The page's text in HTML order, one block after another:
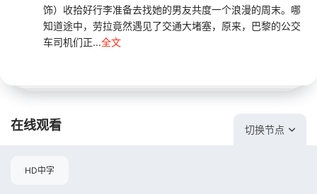
饰）收拾好行李准备去找她的男友共度一个浪漫的周末。哪
知道途中，劳拉竟然遇见了交通大堵塞，原来，巴黎的公交
车司机们正...全文
在线观看 切换节点
HD中字